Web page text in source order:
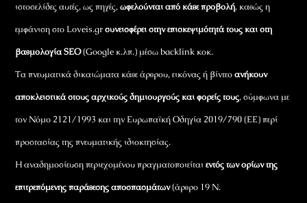
ιστοσελίδες αυτές, ως πηγές,ωφελούνται από κάθε προβολή, καθώς η
εμφάνιση στο Loveis.grσυνεισφέρει στην επισκεψιμότητά τους και στη
βαθμολογία SEO(Google κ.λπ.) μέσω backlink κοκ.
Τα πνευματικά δικαιώματα κάθε άρθρου, εικόνας ή βίντεοανήκουν
αποκλειστικά στους αρχικούς δημιουργούς και φορείς τους, σύμφωνα με
τον Νόμο 2121/1993 και την Ευρωπαϊκή Οδηγία 2019/790 (ΕΕ) περί
προστασίας της πνευματικής ιδιοκτησίας.
Η αναδημοσίευση περιεχομένου πραγματοποιείταιεντός των ορίων της
επιτρεπόμενης παράθεσης αποσπασμάτων(άρθρο 19 Ν.